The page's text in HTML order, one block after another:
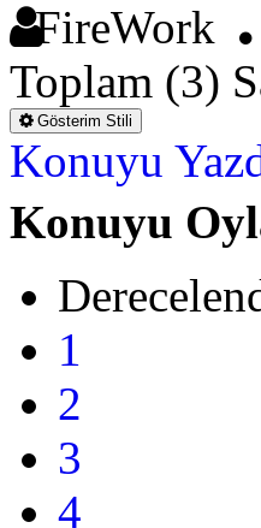
FireWork
Toplam (3)
Gösterim Stili
Konuyu
Konuyu
1
2
3
4